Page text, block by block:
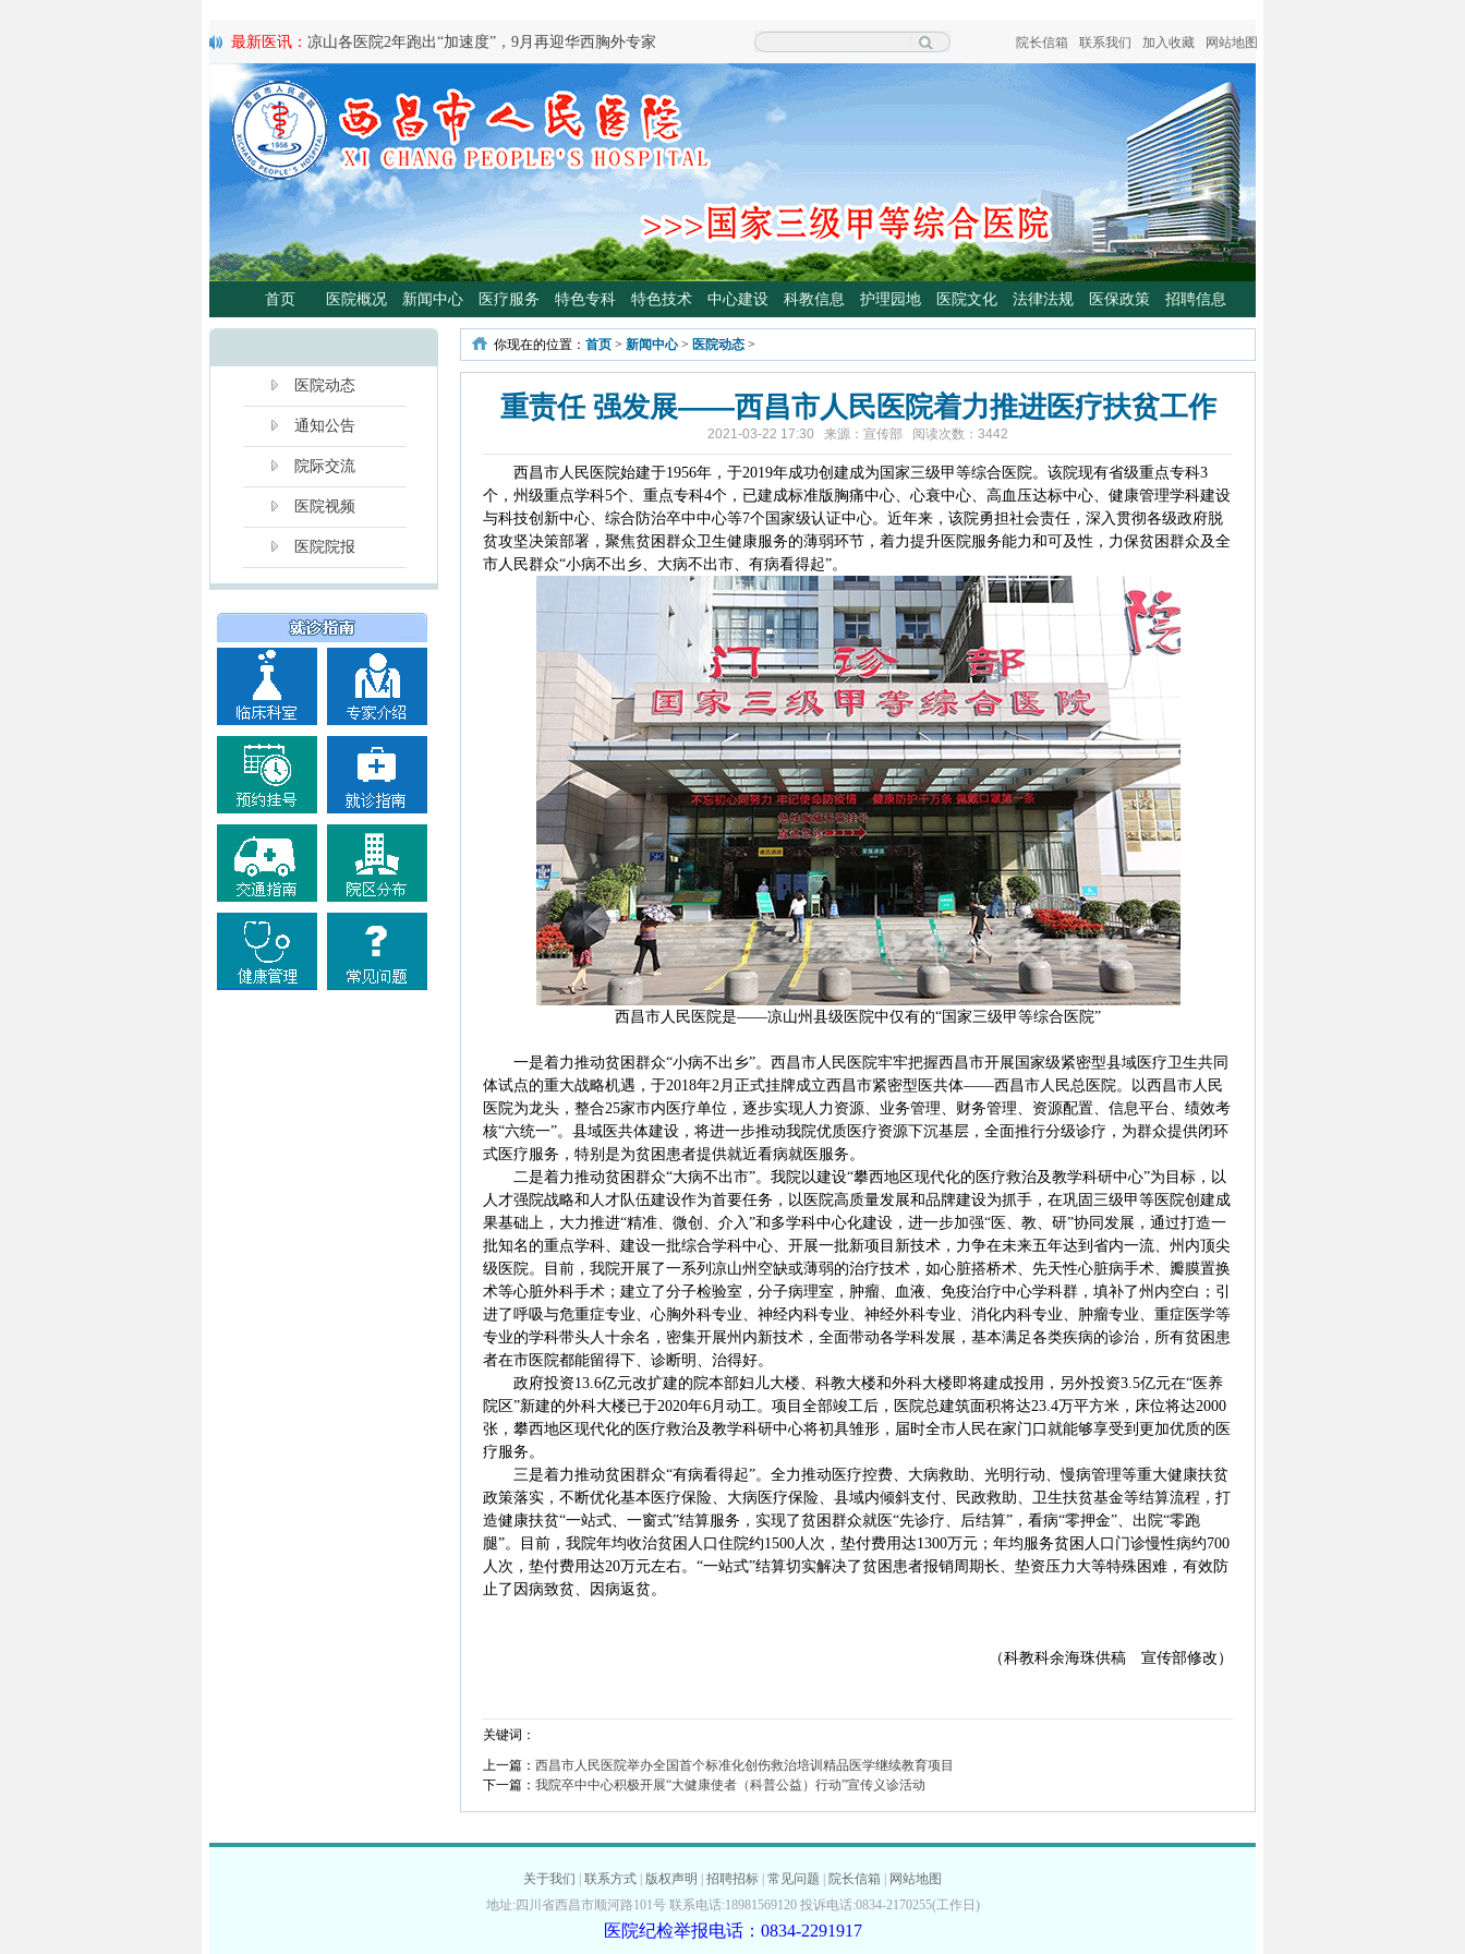
最新医讯： 凉山各医院2年跑出“加速度”，9月再迎华西胸外专家
最新医讯：紧急通知
最新医讯：好消息！四川大学华西医院泌尿外科专家魏强教授来院坐诊
最新医讯：西昌市人民总医院携手省科学普及专委会开展卫生下乡及科普
宣传活动
最新医讯：西昌市人民医院耳鼻咽喉头颈外科将于3月3日开展“全国爱耳
日”义诊活动
最新医讯： 重磅消息！2月21日起，四川大学华西医院泌尿外科魏强教授
将定期到西昌市人民医院开展门诊、手术
最新医讯：西昌市人民医院胃肠肿瘤专病门诊开诊！
最新医讯：西昌市人民医院开展日间蓝光治疗门诊 轻度“小黄人”，母子不
分离、不住院就能照蓝光啦！
最新医讯：好消息！西昌市人民医院高压氧舱运行啦
【义诊预告】西昌市人民医院大型义诊活动，5月7日约定您
院长信箱 联系我们 加入收藏 网站地图
首页 医院概况 新闻中心 医疗服务 特色专科 特色技术 中心建设 科教信息 护理园地 医院文化 法律法规 医保政策 招聘信息
医院动态
通知公告
院际交流
医院视频
医院院报
你现在的位置： 首页 > 新闻中心> 医院动态 >
重责任 强发展——西昌市人民医院着力推进医疗扶贫工作
2021-03-22 17:30 来源：宣传部 阅读次数： 3442
西昌市人民医院始建于1956年，于2019年成功创建成为国家三级甲等综合医院。该院现有省级重点专科3
个，州级重点学科5个、重点专科4个，已建成标准版胸痛中心、心衰中心、高血压达标中心、健康管理学科建设
与科技创新中心、综合防治卒中中心等7个国家级认证中心。近年来，该院勇担社会责任，深入贯彻各级政府脱
贫攻坚决策部署，聚焦贫困群众卫生健康服务的薄弱环节，着力提升医院服务能力和可及性，力保贫困群众及全
市人民群众“小病不出乡、大病不出市、有病看得起”。
西昌市人民医院是——凉山州县级医院中仅有的“国家三级甲等综合医院”
一是着力推动贫困群众“小病不出乡”。西昌市人民医院牢牢把握西昌市开展国家级紧密型县域医疗卫生共同
体试点的重大战略机遇，于2018年2月正式挂牌成立西昌市紧密型医共体——西昌市人民总医院。以西昌市人民
医院为龙头，整合25家市内医疗单位，逐步实现人力资源、业务管理、财务管理、资源配置、信息平台、绩效考
核“六统一”。县域医共体建设，将进一步推动我院优质医疗资源下沉基层，全面推行分级诊疗，为群众提供闭环
式医疗服务，特别是为贫困患者提供就近看病就医服务。
二是着力推动贫困群众“大病不出市”。我院以建设“攀西地区现代化的医疗救治及教学科研中心”为目标，以
人才强院战略和人才队伍建设作为首要任务，以医院高质量发展和品牌建设为抓手，在巩固三级甲等医院创建成
果基础上，大力推进“精准、微创、介入”和多学科中心化建设，进一步加强“医、教、研”协同发展，通过打造一
批知名的重点学科、建设一批综合学科中心、开展一批新项目新技术，力争在未来五年达到省内一流、州内顶尖
级医院。目前，我院开展了一系列凉山州空缺或薄弱的治疗技术，如心脏搭桥术、先天性心脏病手术、瓣膜置换
术等心脏外科手术；建立了分子检验室，分子病理室，肿瘤、血液、免疫治疗中心学科群，填补了州内空白；引
进了呼吸与危重症专业、心胸外科专业、神经内科专业、神经外科专业、消化内科专业、肿瘤专业、重症医学等
专业的学科带头人十余名，密集开展州内新技术，全面带动各学科发展，基本满足各类疾病的诊治，所有贫困患
者在市医院都能留得下、诊断明、治得好。
政府投资13.6亿元改扩建的院本部妇儿大楼、科教大楼和外科大楼即将建成投用，另外投资3.5亿元在“医养
院区”新建的外科大楼已于2020年6月动工。项目全部竣工后，医院总建筑面积将达23.4万平方米，床位将达2000
张，攀西地区现代化的医疗救治及教学科研中心将初具雏形，届时全市人民在家门口就能够享受到更加优质的医
疗服务。
三是着力推动贫困群众“有病看得起”。全力推动医疗控费、大病救助、光明行动、慢病管理等重大健康扶贫
政策落实，不断优化基本医疗保险、大病医疗保险、县域内倾斜支付、民政救助、卫生扶贫基金等结算流程，打
造健康扶贫“一站式、一窗式”结算服务，实现了贫困群众就医“先诊疗、后结算”，看病“零押金”、出院“零跑
腿”。目前，我院年均收治贫困人口住院约1500人次，垫付费用达1300万元；年均服务贫困人口门诊慢性病约700
人次，垫付费用达20万元左右。“一站式”结算切实解决了贫困患者报销周期长、垫资压力大等特殊困难，有效防
止了因病致贫、因病返贫。
（科教科余海珠供稿 宣传部修改）
关键词：
上一篇： 西昌市人民医院举办全国首个标准化创伤救治培训精品医学继续教育项目
下一篇： 我院卒中中心积极开展“大健康使者（科普公益）行动”宣传义诊活动
关于我们 联系方式 版权声明 招聘招标 常见问题 院长信箱
网站地图
地址:四川省西昌市顺河路101号 联系电话:18981569120 投诉电话:0834-2170255(工作日)
医院纪检举报电话：0834-2291917